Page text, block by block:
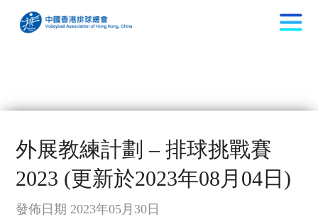
外展教練計劃 – 排球挑戰賽
2023 (更新於2023年08月04日)
發佈日期 2023年05月30日